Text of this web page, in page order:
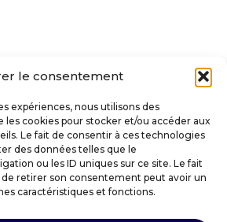
le consentement
expériences, nous utilisons des
les cookies pour stocker et/ou accéder aux
Le fait de consentir à ces technologies
des données telles que le
ou les ID uniques sur ce site. Le fait
retirer son consentement peut avoir un
caractéristiques et fonctions.